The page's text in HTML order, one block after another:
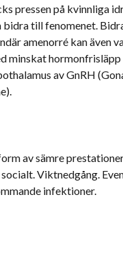
pressen på kvinnliga
bidra till fenomenet.
amenorré kan även
minskat
av GnRH
av sämre
Viktnedgång.
infektioner.